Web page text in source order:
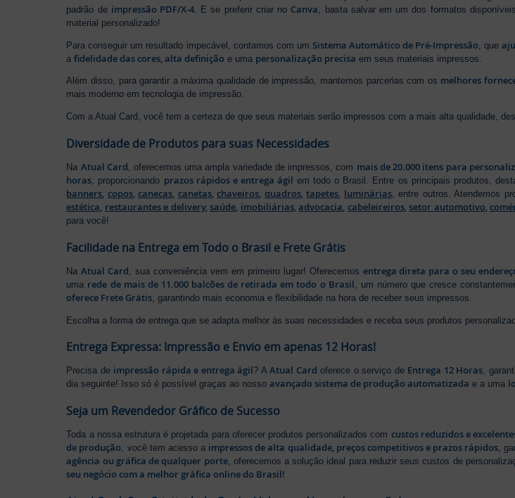
padrão de impressão PDF/X-4 . E se preferir criar no Canva , basta salvar em um dos formatos
material personalizado!
Para conseguir um resultado impecável, contamos com um Sistema Automático de Pré-Impressão , que
afidelidade das cores, alta definição e uma personalização precisa em seus materiais impressos.
Além disso, para garantir a máxima qualidade de impressão, mantemos parcerias com os melhores
mais moderno em tecnologia de impressão.
Com a Atual Card, você tem a certeza de que seus materiais serão impressos com a mais alta qualidade,
Diversidade de Produtos para suas Necessidades
Na Atual Card, oferecemos uma ampla variedade de impressos, com mais de 20.000 itens para
horas, proporcionando prazos rápidos e entrega ágil em todo o Brasil. Entre os principais produtos,
banners, copos,canecas, canetas,chaveiros, quadros,tapetes, luminárias, entre outros. Atendemos
estética, restaurantes e delivery, saúde, imobiliárias,advocacia, cabeleireiros, setor automotivo,
para você!
Facilidade na Entrega em Todo o Brasil e Frete Grátis
NaAtual Card , sua conveniência vem em primeiro lugar! Oferecemos entrega direta para o seu
uma rede de mais de 11.000 balcões de retirada em todo o Brasil , um número que cresce
oferece Frete Grátis , garantindo mais economia e flexibilidade na hora de receber seus impressos.
Escolha a forma de entrega que se adapta melhor às suas necessidades e receba seus produtos
Entrega Expressa: Impressão e Envio em apenas 12 Horas!
Precisa de impressão rápida e entrega ágil? AAtual Card oferece o serviço de Entrega 12 Horas,
dia seguinte! Isso só é possível graças ao nossoavançado sistema de produção automatizada e a uma
Seja um Revendedor Gráfico de Sucesso
Toda a nossa estrutura é projetada para oferecer produtos personalizados com custos reduzidos e
de produção , você tem acesso a impressos de alta qualidade, preços competitivos e prazos rápidos ,
agência ou gráfica de qualquer porte, oferecemos a solução ideal para reduzir seus custos de
seu negócio com a melhor gráfica online do Brasil!